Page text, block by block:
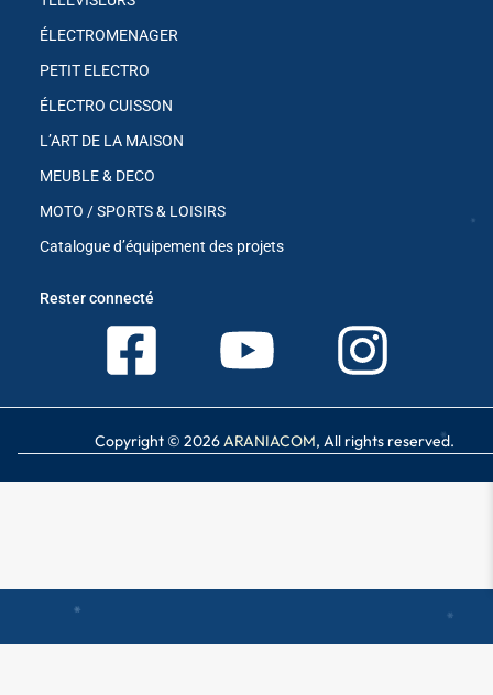
ÉLECTROMENAGER
PETIT ELECTRO
ÉLECTRO CUISSON
L’ART DE LA MAISON
MEUBLE & DECO
MOTO / SPORTS & LOISIRS
Catalogue d’équipement des projets
Rester connecté
Copyright © 2026ARANIACOM, All rights reserved.
✱